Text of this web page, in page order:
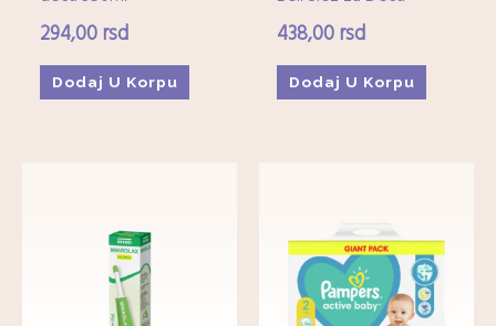
294,00 rsd
Dodaj U Korpu
438,00 rsd
Dodaj U Korpu